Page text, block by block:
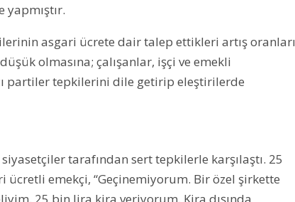
asgari ücrete dair talep ettikleri artış oranları
olmasına; çalışanlar, işçi ve emekli
partiler tepkilerini dile getirip eleştirilerde
tarafından sert tepkilerle karşılaştı. 25
ücretli emekçi, “Geçinemiyorum. Bir özel şirkette